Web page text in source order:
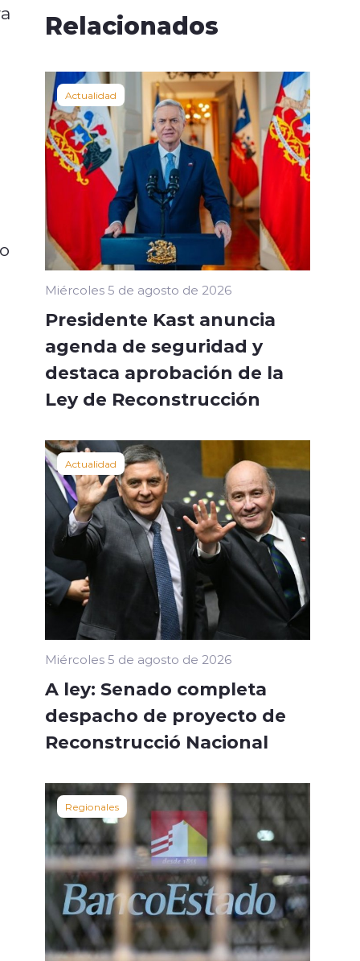
Relacionados
Actualidad
Miércoles 5 de agosto de 2026
Presidente Kast anuncia
agenda de seguridad y
destaca aprobación de la
Ley de Reconstrucción
Actualidad
Miércoles 5 de agosto de 2026
A ley: Senado completa
despacho de proyecto de
Reconstrucció Nacional
Regionales